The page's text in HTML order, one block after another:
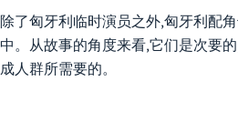
除了匈牙利临时演员之外,匈牙利配
中。从故事的角度来看,它们是次要
成人群所需要的。